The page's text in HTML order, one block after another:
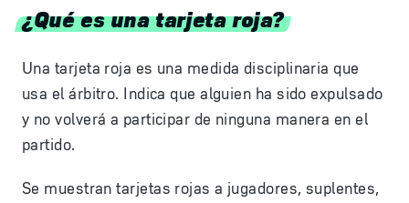
¿Qué es una tarjeta roja?
Una tarjeta roja es una medida disciplinaria que
usa el árbitro. Indica que alguien ha sido expulsado
y no volverá a participar de ninguna manera en el
partido.
Se muestran tarjetas rojas a jugadores, suplentes,